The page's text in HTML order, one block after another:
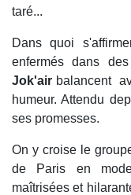
taré...
Dans quoi
enfermés dans
Jok'air balancent
humeur. Attendu
ses promesses.
On y croise le
de Paris en
maîtrisées et